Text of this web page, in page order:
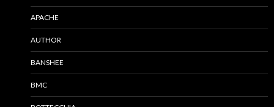
APACHE
AUTHOR
BANSHEE
BMC